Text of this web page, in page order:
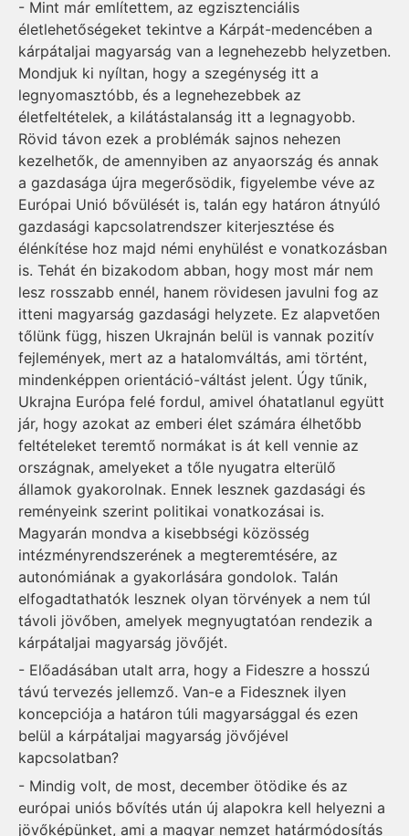
- Mint már említettem, az egzisztenciális
életlehetőségeket tekintve a Kárpát-medencében a
kárpátaljai magyarság van a legnehezebb helyzetben.
Mondjuk ki nyíltan, hogy a szegénység itt a
legnyomasztóbb, és a legnehezebbek az
életfeltételek, a kilátástalanság itt a legnagyobb.
Rövid távon ezek a problémák sajnos nehezen
kezelhetők, de amennyiben az anyaország és annak
a gazdasága újra megerősödik, figyelembe véve az
Európai Unió bővülését is, talán egy határon átnyúló
gazdasági kapcsolatrendszer kiterjesztése és
élénkítése hoz majd némi enyhülést e vonatkozásban
is. Tehát én bizakodom abban, hogy most már nem
lesz rosszabb ennél, hanem rövidesen javulni fog az
itteni magyarság gazdasági helyzete. Ez alapvetően
tőlünk függ, hiszen Ukrajnán belül is vannak pozitív
fejlemények, mert az a hatalomváltás, ami történt,
mindenképpen orientáció-váltást jelent. Úgy tűnik,
Ukrajna Európa felé fordul, amivel óhatatlanul együtt
jár, hogy azokat az emberi élet számára élhetőbb
feltételeket teremtő normákat is át kell vennie az
országnak, amelyeket a tőle nyugatra elterülő
államok gyakorolnak. Ennek lesznek gazdasági és
reményeink szerint politikai vonatkozásai is.
Magyarán mondva a kisebbségi közösség
intézményrendszerének a megteremtésére, az
autonómiának a gyakorlására gondolok. Talán
elfogadtathatók lesznek olyan törvények a nem túl
távoli jövőben, amelyek megnyugtatóan rendezik a
kárpátaljai magyarság jövőjét.
- Előadásában utalt arra, hogy a Fideszre a hosszú
távú tervezés jellemző. Van-e a Fidesznek ilyen
koncepciója a határon túli magyarsággal és ezen
belül a kárpátaljai magyarság jövőjével
kapcsolatban?
- Mindig volt, de most, december ötödike és az
európai uniós bővítés után új alapokra kell helyezni a
jövőképünket, ami a magyar nemzet határmódosítás